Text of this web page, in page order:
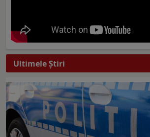
Ultimele Ştiri